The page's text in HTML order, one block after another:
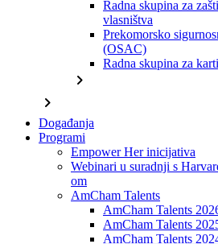
Radna skupina za
vlasništva
Prekomorsko
(OSAC)
Radna skupina za
chevron_right
chevron_right
Događanja
Programi
Empower Her inicijativa
Webinari u suradnji s
om
AmCham Talents
AmCham Talents
AmCham Talents
AmCham Talents